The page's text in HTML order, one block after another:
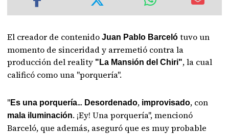
El creador de contenidoJuan Pablo Barceló tuvo un
momento de sinceridad y arremetió contra la
producción del reality "La Mansión del Chiri", la cual
calificó como una "porquería".
"Es una porquería... Desordenado, improvisado, con
mala iluminación. ¡Ey! Una porquería", mencionó
Barceló, que además, aseguró que es muy probable